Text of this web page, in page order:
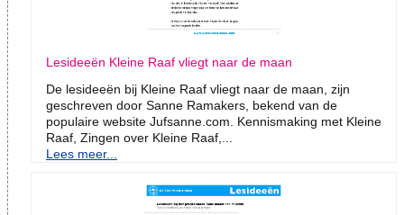
Lesideeën Kleine Raaf vliegt naar de maan
De lesideeën bij Kleine Raaf vliegt naar de maan, zijn
geschreven door Sanne Ramakers, bekend van de
populaire website Jufsanne.com. Kennismaking met Kleine
Raaf, Zingen over Kleine Raaf,...
Lees meer...